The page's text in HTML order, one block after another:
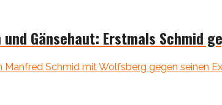
Gänsehaut: Erstmals Schmid
Manfred Schmid mit Wolfsberg gegen seinen